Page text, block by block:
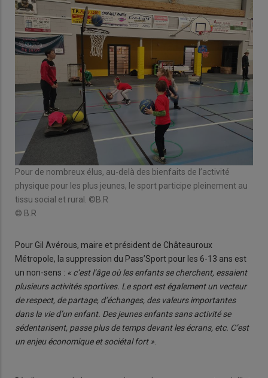
Pour de nombreux élus, au-delà des bienfaits de l’activité
physique pour les plus jeunes, le sport participe pleinement au
tissu social et rural. ©B.R
© B.R
Pour Gil Avérous, maire et président de Châteauroux
Métropole, la suppression du Pass’Sport pour les 6-13 ans est
un non-sens : « c’est l’âge où les enfants se cherchent, essaient
plusieurs activités sportives. Le sport est également un vecteur
de respect, de partage, d’échanges, des valeurs importantes
dans la vie d’un enfant. Des jeunes enfants sans activité se
sédentarisent, passe plus de temps devant les écrans, etc. C’est
un enjeu économique et sociétal fort »